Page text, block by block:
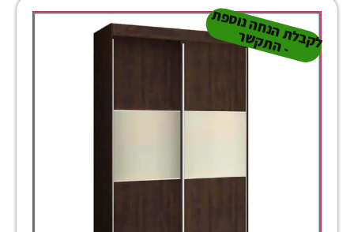
ל
ק
ב
ל
ת
הנ
ח
ה נו
ס
פ
ת
-
ה
ת
ק
ש
ר